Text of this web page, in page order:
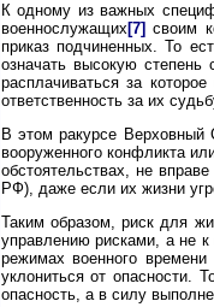
К одному из важных
военнослужащих[7] своим
приказ подчиненных. То
означать высокую
расплачиваться за
ответственность за их
В этом ракурсе Верховный
вооруженного конфликта
обстоятельствах, не
РФ), даже если их жизни
Таким образом, риск для
управлению рисками, а не
режимах военного
уклониться от опасности.
опасность, а в силу